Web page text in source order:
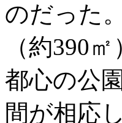
のだった
（約390
都心の公
間が相応